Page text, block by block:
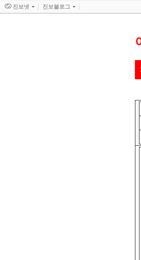
진보넷 진보블로그